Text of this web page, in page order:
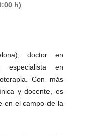
h)
doctor en
especialista en
Con más
y docente, es
en el campo de la